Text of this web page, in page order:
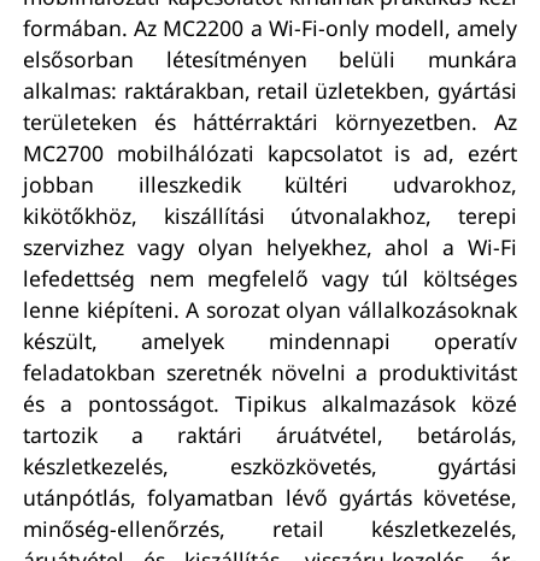
formában. Az MC2200 a Wi-Fi-only modell, amely
elsősorban létesítményen belüli munkára
alkalmas: raktárakban, retail üzletekben, gyártási
területeken és háttérraktári környezetben. Az
MC2700 mobilhálózati kapcsolatot is ad, ezért
jobban illeszkedik kültéri udvarokhoz,
kikötőkhöz, kiszállítási útvonalakhoz, terepi
szervizhez vagy olyan helyekhez, ahol a Wi-Fi
lefedettség nem megfelelő vagy túl költséges
lenne kiépíteni. A sorozat olyan vállalkozásoknak
készült, amelyek mindennapi operatív
feladatokban szeretnék növelni a produktivitást
és a pontosságot. Tipikus alkalmazások közé
tartozik a raktári áruátvétel, betárolás,
készletkezelés, eszközkövetés, gyártási
utánpótlás, folyamatban lévő gyártás követése,
minőség-ellenőrzés, retail készletkezelés,